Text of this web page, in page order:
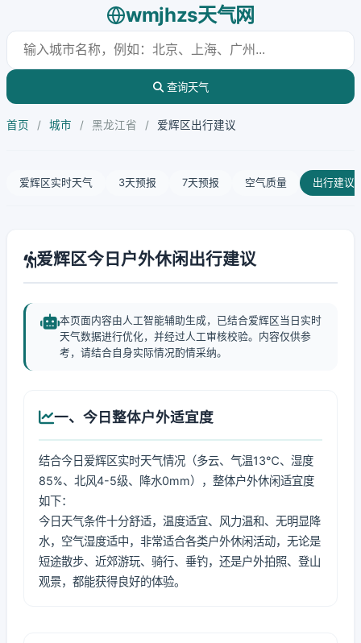
wmjhzs天气网
查询天气
首页 / 城市 / 黑龙江省 / 爱辉区出行建议
爱辉区实时天气 3天预报 7天预报 空气质量 出行建议
爱辉区今日户外休闲出行建议
本页面内容由人工智能辅助生成，已结合爱辉区当日实时
天气数据进行优化，并经过人工审核校验。内容仅供参
考，请结合自身实际情况酌情采纳。
一、今日整体户外适宜度
结合今日爱辉区实时天气情况（多云、气温13℃、湿度
85%、北风4-5级、降水0mm），整体户外休闲适宜度
如下：
今日天气条件十分舒适，温度适宜、风力温和、无明显降
水，空气湿度适中，非常适合各类户外休闲活动，无论是
短途散步、近郊游玩、骑行、垂钓，还是户外拍照、登山
观景，都能获得良好的体验。